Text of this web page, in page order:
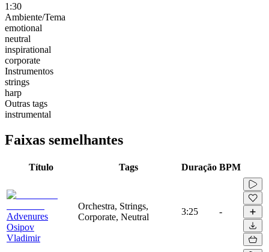
1:30
Ambiente/Tema
emotional
neutral
inspirational
corporate
Instrumentos
strings
harp
Outras tags
instrumental
Faixas semelhantes
Título Tags Duração BPM
Advenures
Osipov
Vladimir
Orchestra, Strings,
Corporate, Neutral
3:25 -